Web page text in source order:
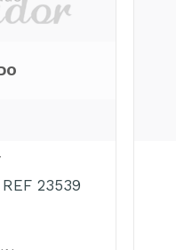
23539